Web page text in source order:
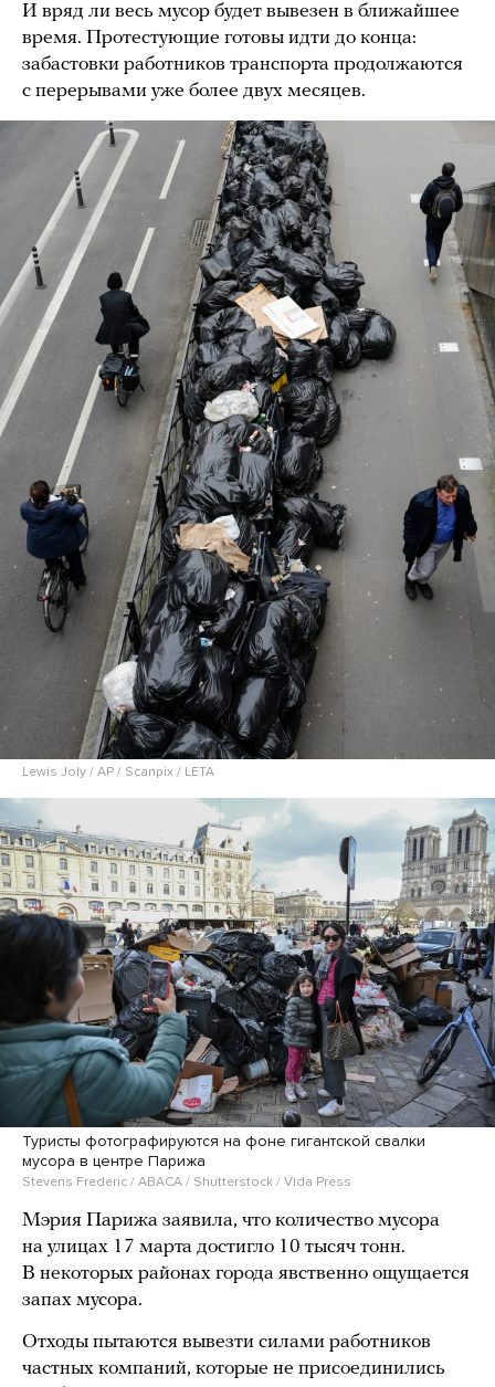
И вряд ли весь мусор будет вывезен в ближайшее
время. Протестующие готовы идти до конца:
забастовки работников транспорта продолжаются
с перерывами уже более двух месяцев.
Lewis Joly / AP / Scanpix / LETA
Туристы фотографируются на фоне гигантской свалки
мусора в центре Парижа
Stevens Frederic / ABACA / Shutterstock / Vida Press
Мэрия Парижа заявила, что количество мусора
на улицах 17 марта достигло 10 тысяч тонн.
В некоторых районах города явственно ощущается
запах мусора.
Отходы пытаются вывезти силами работников
частных компаний, которые не присоединились